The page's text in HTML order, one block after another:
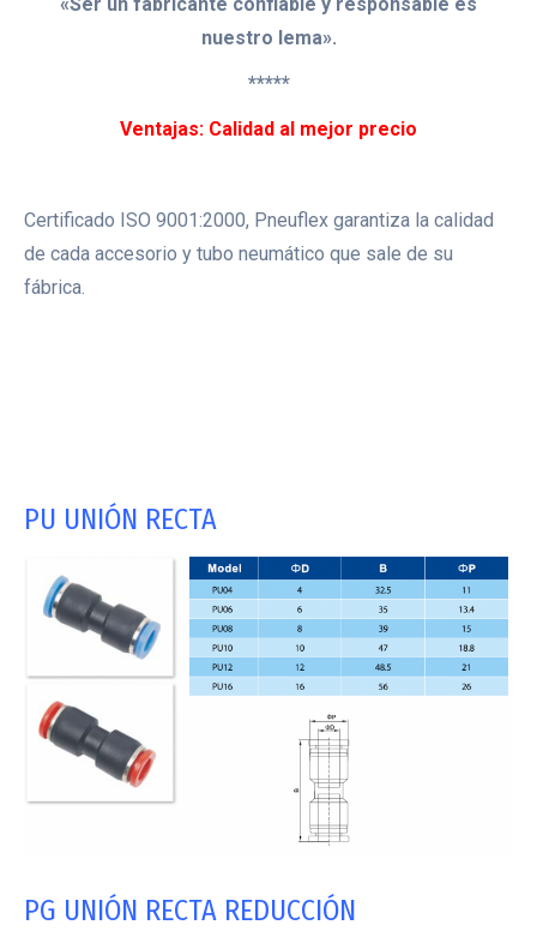
nuestro lema».
*****
Ventajas: Calidad al mejor precio
Certificado ISO 9001:2000, Pneuflex garantiza la calidad
de cada accesorio y tubo neumático que sale de su
fábrica.
PU UNIÓN RECTA
PG UNIÓN RECTA REDUCCIÓN